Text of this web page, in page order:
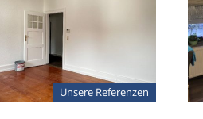
Unsere Referenzen